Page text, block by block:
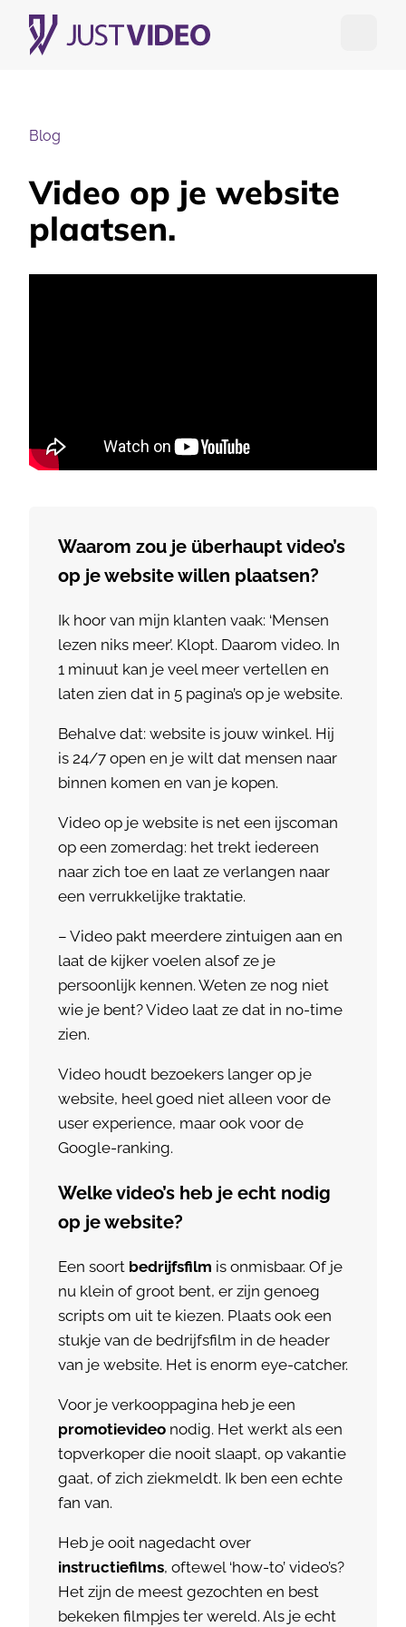
Blog
Video op je website
plaatsen.
Waarom zou je überhaupt video’s
op je website willen plaatsen?
Ik hoor van mijn klanten vaak: ‘Mensen
lezen niks meer’. Klopt. Daarom video. In
1 minuut kan je veel meer vertellen en
laten zien dat in 5 pagina’s op je website.
Behalve dat: website is jouw winkel. Hij
is 24/7 open en je wilt dat mensen naar
binnen komen en van je kopen.
Video op je website is net een ijscoman
op een zomerdag: het trekt iedereen
naar zich toe en laat ze verlangen naar
een verrukkelijke traktatie.
– Video pakt meerdere zintuigen aan en
laat de kijker voelen alsof ze je
persoonlijk kennen. Weten ze nog niet
wie je bent? Video laat ze dat in no-time
zien.
Video houdt bezoekers langer op je
website, heel goed niet alleen voor de
user experience, maar ook voor de
Google-ranking.
Welke video’s heb je echt nodig
op je website?
Een soort bedrijfsfilm is onmisbaar. Of je
nu klein of groot bent, er zijn genoeg
scripts om uit te kiezen. Plaats ook een
stukje van de bedrijfsfilm in de header
van je website. Het is enorm eye-catcher.
Voor je verkooppagina heb je een
promotievideo nodig. Het werkt als een
topverkoper die nooit slaapt, op vakantie
gaat, of zich ziekmeldt. Ik ben een echte
fan van.
Heb je ooit nagedacht over
instructiefilms, oftewel ‘how-to’ video’s?
Het zijn de meest gezochten en best
bekeken filmpjes ter wereld. Als je echt